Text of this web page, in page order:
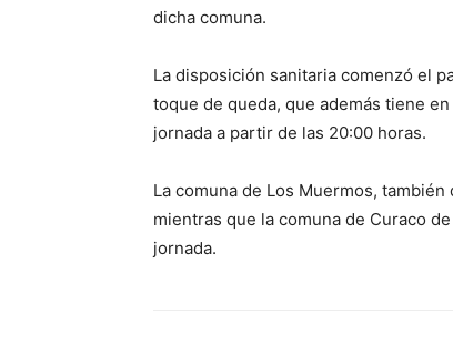
dicha comuna.
La disposición sanitaria comenzó el
toque de queda, que además tiene
jornada a partir de las 20:00 horas.
La comuna de Los Muermos,
mientras que la comuna de Curaco
jornada.